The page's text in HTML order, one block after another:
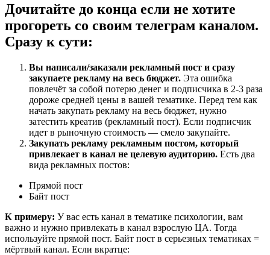
Дочитайте до конца если не хотите
прогореть со своим телеграм каналом.
Сразу к сути:
Вы написали/заказали рекламный пост и сразу
закупаете рекламу на весь бюджет. Эта ошибка
повлечёт за собой потерю денег и подписчика в 2-3 раза
дороже средней цены в вашей тематике. Перед тем как
начать закупать рекламу на весь бюджет, нужно
затестить креатив (рекламный пост). Если подписчик
идет в рыночную стоимость — смело закупайте.
Закупать рекламу рекламным постом, который
привлекает в канал не целевую аудиторию. Есть два
вида рекламных постов:
Прямой пост
Байт пост
К примеру: У вас есть канал в тематике психологии, вам
важно и нужно привлекать в канал взрослую ЦА. Тогда
используйте прямой пост. Байт пост в серьезных тематиках =
мёртвый канал. Если вкратце: